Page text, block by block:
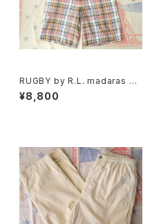
RUGBY by R.L. madaras pl
aid cotton Shorts
¥8,800